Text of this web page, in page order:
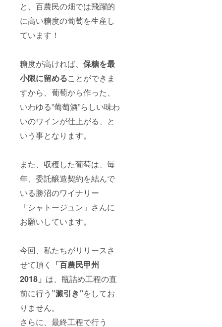
と、百農民の畑では飛躍的
に高い糖度の葡萄を生産し
ています！
糖度が高ければ、 保糖を最
小限に留めることができま
すから、葡萄から作った、
いわゆる”葡萄酒”らしい味わ
いのワインが仕上がる、と
いう事となります。
また、収穫した葡萄は、毎
年、委託醸造契約を結んで
いる勝沼のワイナリー
「シャトージュン」さんに
お願いしています。
今回、私たちがリリースさ
せて頂く
「百農民甲州
2018」 は、瓶詰め工程の直
前に行う ”澱引き”をしてお
りません。
さらに、最終工程で行う